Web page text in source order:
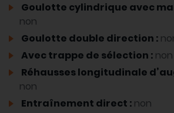
Goulotte cylindrique avec
non
Goulotte double direction :
Avec trappe de sélection : non
Réhausses longitudinale
non
Entraînement direct : non